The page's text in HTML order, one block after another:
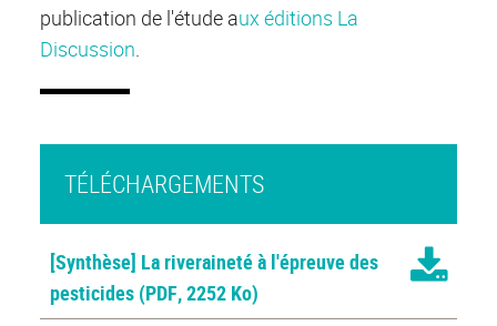
publication de l'étude aux éditions La
Discussion.
TÉLÉCHARGEMENTS
[Synthèse] La riveraineté à l'épreuve des
pesticides (PDF, 2252 Ko)